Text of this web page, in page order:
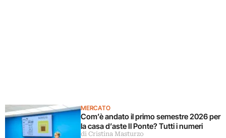
MERCATO
Com’è andato il primo semestre 2026 per
la casa d’aste Il Ponte? Tutti i numeri
di Cristina Masturzo